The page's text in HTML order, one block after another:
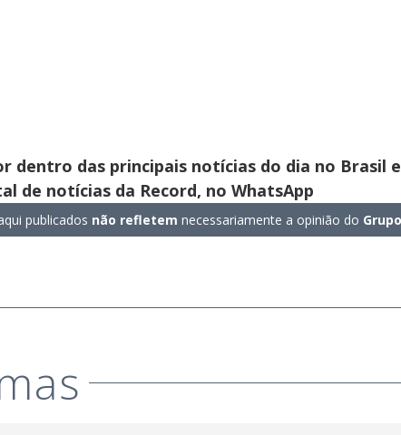
dentro das principais notícias do dia no Brasil
de notícias da Record, no WhatsApp
publicados não refletem necessariamente a opinião do